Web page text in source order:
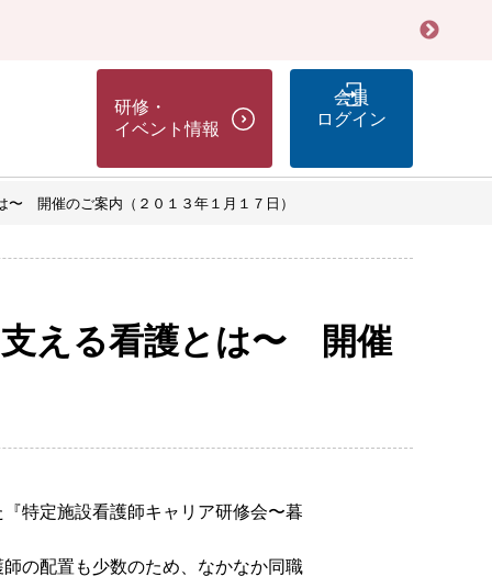
研修・
イベント情報
会員
ログイン
〜 開催のご案内（２０１３年１月１７日）
支える看護とは〜 開催
特定施設看護師キャリア研修会〜暮
の配置も少数のため、なかなか同職